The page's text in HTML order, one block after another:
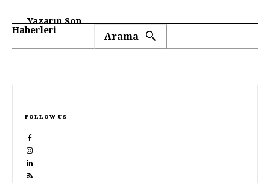
Yazarın Son
Haberleri Arama
FOLLOW US